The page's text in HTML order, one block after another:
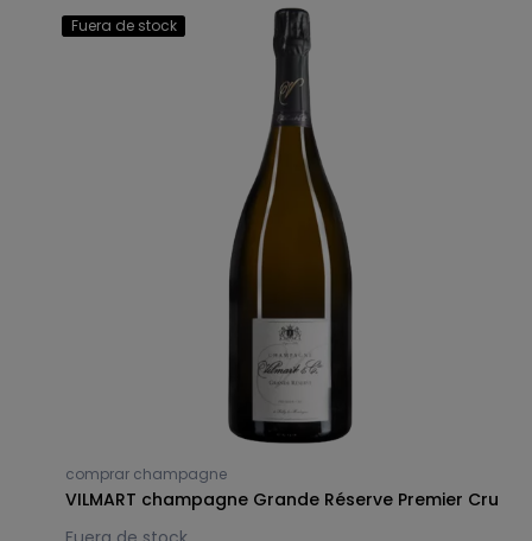
Fuera de stock
comprar champagne
VILMART champagne Grande Réserve Premier Cru